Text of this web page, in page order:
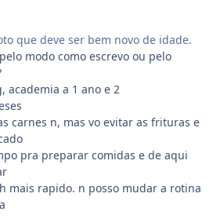
que deve ser bem novo de idade.
modo como escrevo ou pelo
academia a 1 ano e 2
carnes n, mas vo evitar as frituras e
pra preparar comidas e de aqui
mais rapido. n posso mudar a rotina